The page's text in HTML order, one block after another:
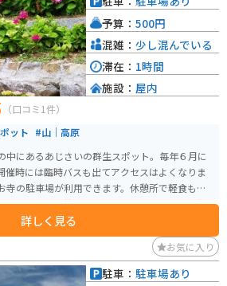
美味しいものがたくさんあります。道の駅で地元
おすすめです。
（口コミ1件）
ット #山｜高原
中にあるあじさいの群生スポット。毎年６月に
催時には臨時バスも出てアクセスはよくなりま
寺の駐車場が利用できます。休憩所で軽食もい
示やあじさい苗木の販売もあります。また、夜は
里も併設されています
詳しく見る
予算： 500円
混雑： 少し混んでいる
滞在： 1時間
施設： 屋内
お気に入り
駐車： 駐車場あり